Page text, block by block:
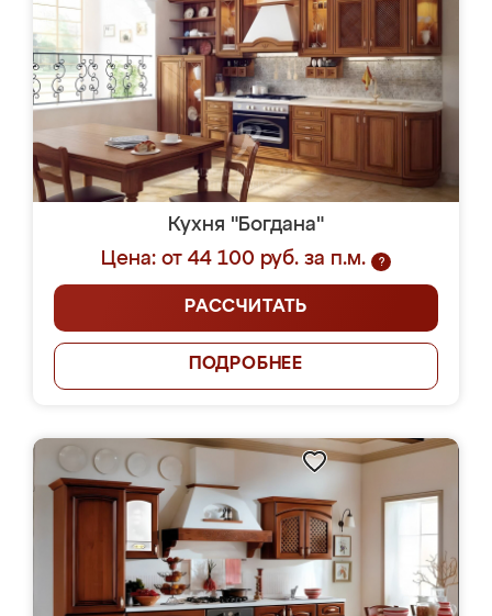
Кухня "Богдана"
Цена: от 44 100 руб. за п.м.
?
РАССЧИТАТЬ
ПОДРОБНЕЕ